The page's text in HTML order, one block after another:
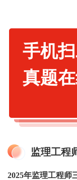
手机
真题
监理工程
2025年监理工程师